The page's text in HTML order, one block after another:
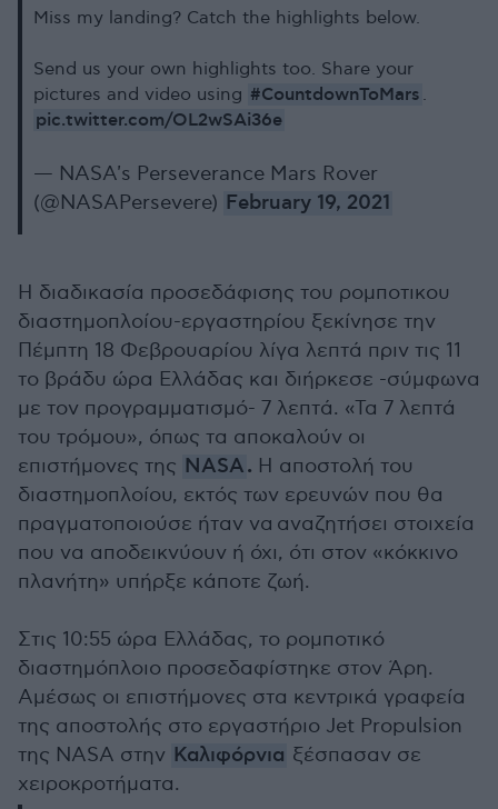
Miss my landing? Catch the highlights below.
Send us your own highlights too. Share your
pictures and video using #CountdownToMars .
pic.twitter.com/OL2wSAi36e
— NASA's Perseverance Mars Rover
(@NASAPersevere) February 19, 2021
Η διαδικασία προσεδάφισης του ρομποτικου
διαστημοπλοίου-εργαστηρίου ξεκίνησε την
Πέμπτη 18 Φεβρουαρίου λίγα λεπτά πριν τις 11
το βράδυ ώρα Ελλάδας και διήρκεσε -σύμφωνα
με τον προγραμματισμό- 7 λεπτά. «Τα 7 λεπτά
του τρόμου», όπως τα αποκαλούν οι
επιστήμονες της NASA. Η αποστολή του
διαστημοπλοίου, εκτός των ερευνών που θα
πραγματοποιούσε ήταν να αναζητήσει στοιχεία
που να αποδεικνύουν ή όχι, ότι στον «κόκκινο
πλανήτη» υπήρξε κάποτε ζωή.
Στις 10:55 ώρα Ελλάδας, το ρομποτικό
διαστημόπλοιο προσεδαφίστηκε στον Άρη.
Αμέσως οι επιστήμονες στα κεντρικά γραφεία
της αποστολής στο εργαστήριο Jet Propulsion
της NASA στην Καλιφόρνια ξέσπασαν σε
χειροκροτήματα.